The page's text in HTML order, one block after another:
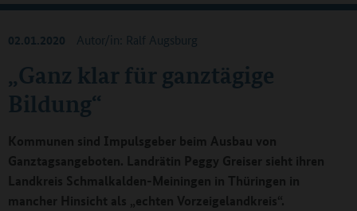
„Ganz klar für ganztägige
Bildung“
02.01.2020 Autor/in: Ralf Augsburg
Kommunen sind Impulsgeber beim Ausbau von
Ganztagsangeboten. Landrätin Peggy Greiser sieht ihren
Landkreis Schmalkalden-Meiningen in Thüringen in
mancher Hinsicht als „echten Vorzeigelandkreis“.